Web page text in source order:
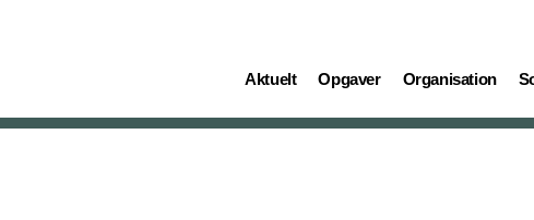
Aktuelt
(current) Opgaver
(current) Organisation
(current)